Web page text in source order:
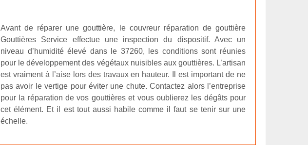
Avant de réparer une gouttière, le couvreur réparation de gouttière
Gouttières Service effectue une inspection du dispositif. Avec un
niveau d’humidité élevé dans le 37260, les conditions sont réunies
pour le développement des végétaux nuisibles aux gouttières. L’artisan
est vraiment à l’aise lors des travaux en hauteur. Il est important de ne
pas avoir le vertige pour éviter une chute. Contactez alors l’entreprise
pour la réparation de vos gouttières et vous oublierez les dégâts pour
cet élément. Et il est tout aussi habile comme il faut se tenir sur une
échelle.